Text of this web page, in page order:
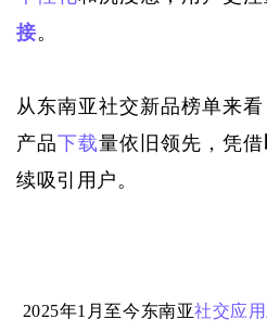
接。
从东南亚社交新品榜单来看
产品下载量依旧领先，凭借
续吸引用户。
2025年1月至今东南亚社交应用